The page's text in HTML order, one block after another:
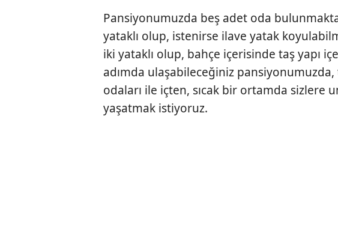
Pansiyonumuzda beş adet oda
yataklı olup, istenirse ilave yatak
iki yataklı olup, bahçe içerisinde taş yapı
adımda ulaşabileceğiniz pansiyonumuzda,
odaları ile içten, sıcak bir ortamda sizlere
yaşatmak istiyoruz.